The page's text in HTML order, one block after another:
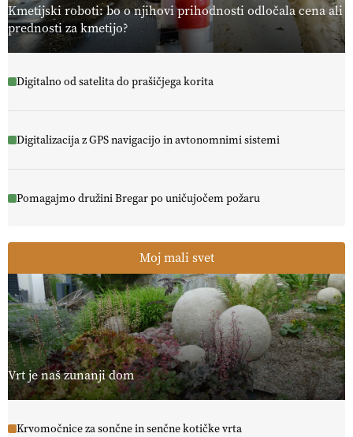
Kmetijski roboti: bo o njihovi prihodnosti odločala cena ali
prednosti za kmetijo?
Digitalno od satelita do prašičjega korita
Digitalizacija z GPS navigacijo in avtonomnimi sistemi
Pomagajmo družini Bregar po uničujočem požaru
Moj mali svet
Vrt je naš zunanji dom
Krvomočnice za sončne in senčne kotičke vrta